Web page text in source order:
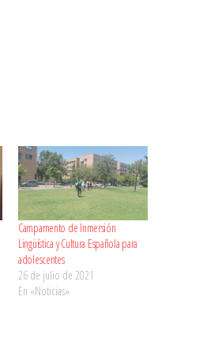
Campamento de Inmersión
Lingüística y Cultura Española para
adolescentes
26 de julio de 2021
En «Noticias»